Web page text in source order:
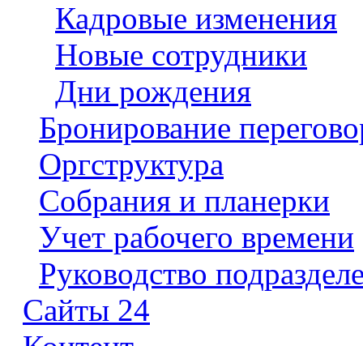
Кадровые изменения
Новые сотрудники
Дни рождения
Бронирование
Оргструктура
Собрания и планерки
Учет рабочего времени
Руководство
Сайты 24